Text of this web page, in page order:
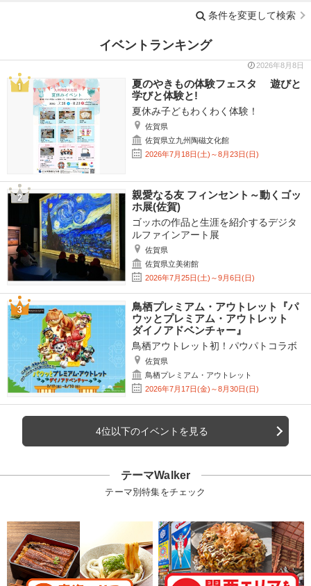
条件を変更して検索
イベントランキング
2026年8月8日
夏のやきもの体験フェスタ 遊びと
学びと体験と!
夏休み子どもわくわく体験！
佐賀県
佐賀県立九州陶磁文化館
2026年7月18日(土)～8月23日(日)
親愛なる友 フィンセント～動くゴッ
ホ展(佐賀)
ゴッホの作品と生涯を紹介するデジタ
ルファインアート展
佐賀県
佐賀県立美術館
2026年7月25日(土)～9月6日(日)
鳥栖プレミアム・アウトレット『パ
ウッとプレミアム・アウトレット
ダイノアドベンチャー』
鳥栖アウトレット初！パウパトコラボ
佐賀県
鳥栖プレミアム・アウトレット
2026年7月17日(金)～8月30日(日)
4位以下のイベントを見る
テーマWalker
テーマ別特集をチェック